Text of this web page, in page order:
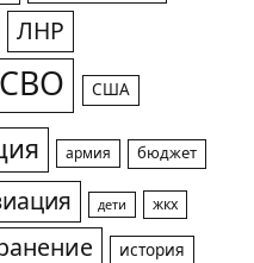
ЛНР
СВО США
армия бюджет
дети жкх
история